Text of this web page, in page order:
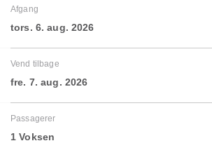
Afgang
tors. 6. aug. 2026
Vend tilbage
fre. 7. aug. 2026
Passagerer
1 Voksen